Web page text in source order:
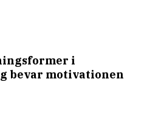
i
bevar motivationen